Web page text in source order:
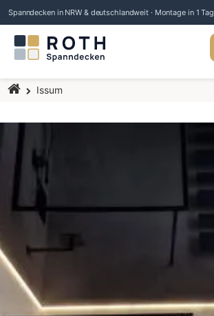
Spanndecken in NRW & deutschlandweit · Montage in 1 Tag
Startseite
Issum